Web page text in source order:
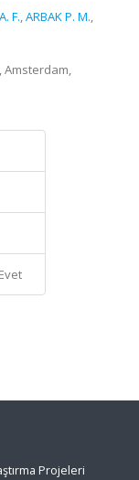
F.,ARBAK P. M.,
Amsterdam,
Evet
Projeleri